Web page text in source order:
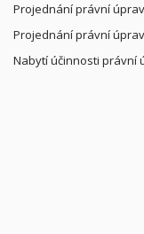
Projednání právní
Projednání právní
Nabytí účinnosti právní